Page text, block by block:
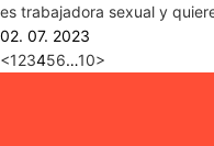
es trabajadora sexual y
02. 07. 2023
<123456…10>